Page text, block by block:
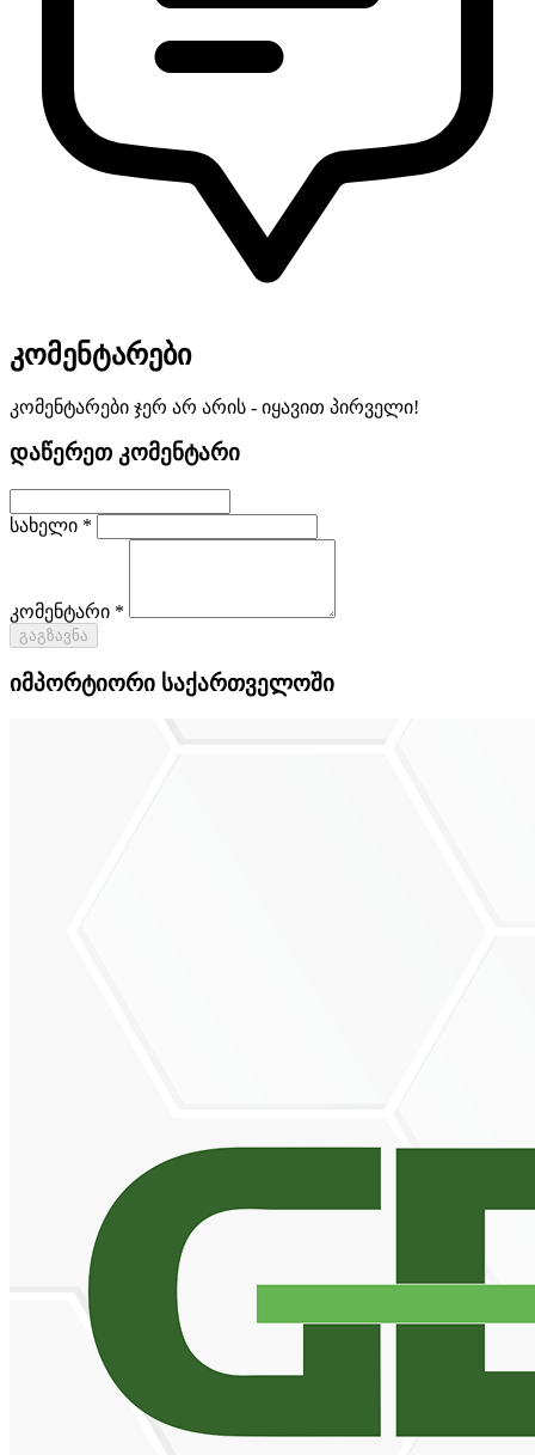
კომენტარები
კომენტარები ჯერ არ არის - იყავით პირველი!
დაწერეთ კომენტარი
სახელი *
კომენტარი *
გაგზავნა
იმპორტიორი საქართველოში